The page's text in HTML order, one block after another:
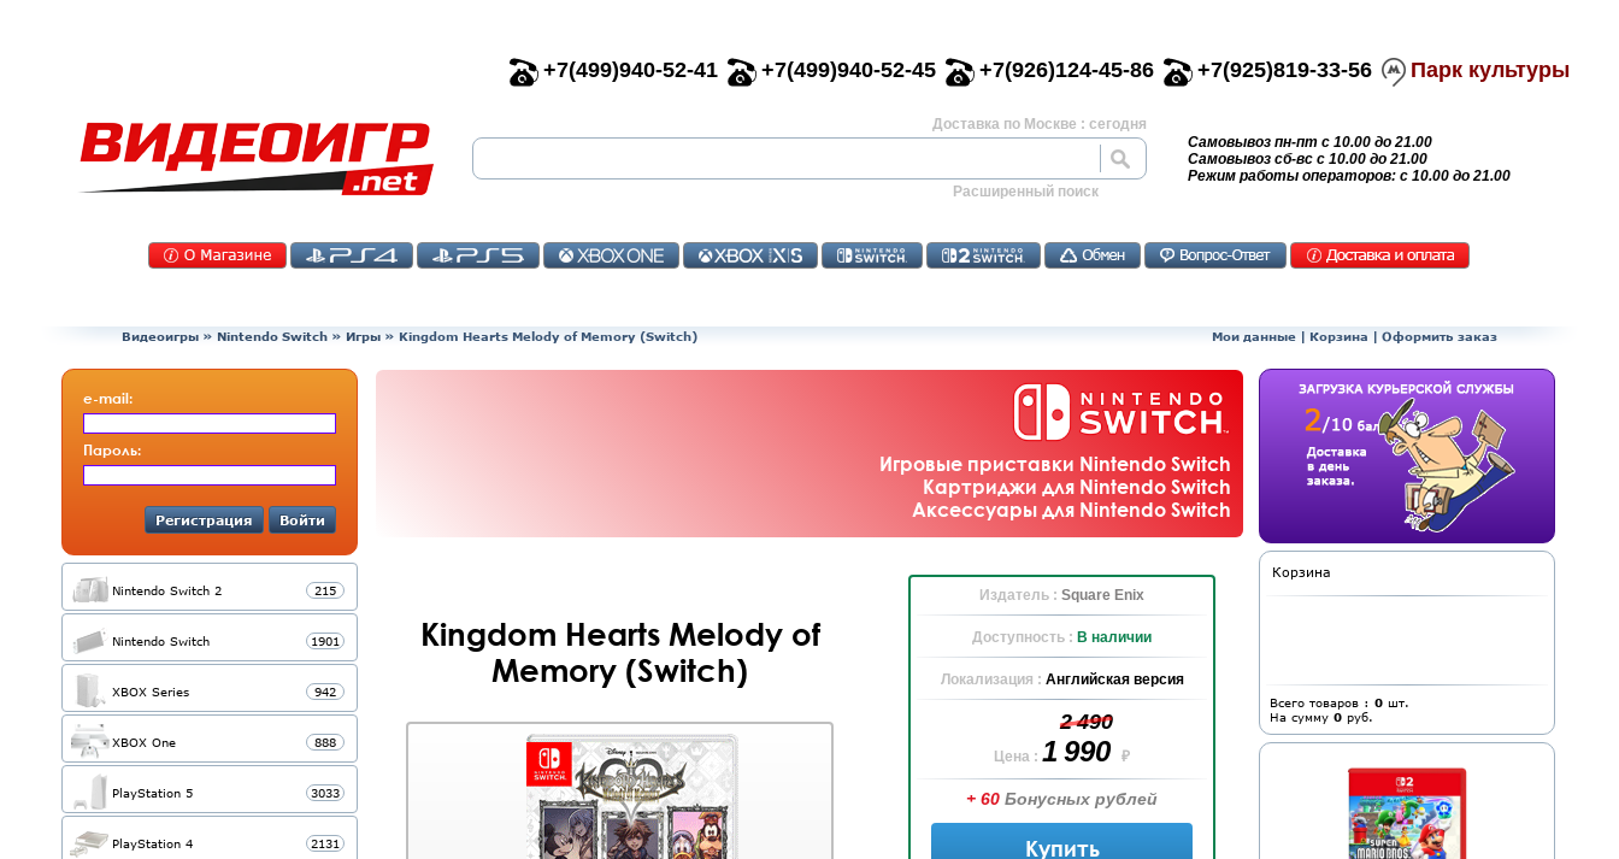
+7(499)940-52-41 +7(499)940-52-45 +7(926)124-45-86 +7(925)819-33-56 Парк культуры
Доставка по Москве : сегодня
Расширенный поиск
Самовывоз пн-пт с 10.00 до 21.00
Самовывоз сб-вс с 10.00 до 21.00
Режим работы операторов: с 10.00 до 21.00
Видеоигры » Nintendo Switch » Игры » Kingdom Hearts Melody of Memory (Switch) Мои данные | Корзина | Оформить заказ
e-mail:
Пароль:
Регистрация Войти
Nintendo Switch 2 215
Nintendo Switch 1901
XBOX Series 942
XBOX One 888
PlayStation 5 3033
PlayStation 4 2131
Игровые приставки Nintendo Switch
Картриджи для Nintendo Switch
Аксессуары для Nintendo Switch
Kingdom Hearts Melody of
Memory (Switch)
Издатель : Square Enix
Доступность : В наличии
Локализация : Английская версия
2 490
Цена : 1 990 ₽
+ 60 Бонусных рублей
Купить
Корзина
Всего товаров : 0 шт.
На сумму 0 руб.